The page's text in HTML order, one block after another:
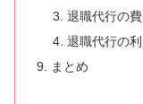
退職代行の
退職代行の
まとめ